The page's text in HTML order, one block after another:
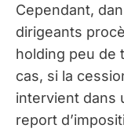
Cependant,
dirigeants
holding peu de
cas, si la
intervient dans
report